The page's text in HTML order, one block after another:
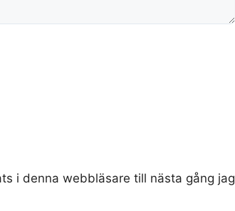
i denna webbläsare till nästa gång jag